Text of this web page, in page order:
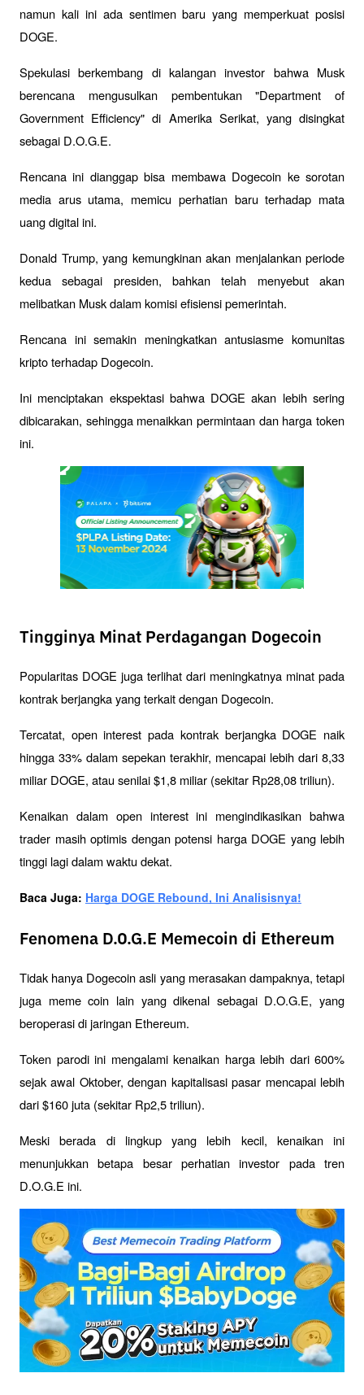
namun kali ini ada sentimen baru yang memperkuat posisi
DOGE.
Spekulasi berkembang di kalangan investor bahwa Musk
berencana mengusulkan pembentukan "Department of
Government Efficiency" di Amerika Serikat, yang disingkat
sebagai D.O.G.E.
Rencana ini dianggap bisa membawa Dogecoin ke sorotan
media arus utama, memicu perhatian baru terhadap mata
uang digital ini.
Donald Trump, yang kemungkinan akan menjalankan periode
kedua sebagai presiden, bahkan telah menyebut akan
melibatkan Musk dalam komisi efisiensi pemerintah.
Rencana ini semakin meningkatkan antusiasme komunitas
kripto terhadap Dogecoin.
Ini menciptakan ekspektasi bahwa DOGE akan lebih sering
dibicarakan, sehingga menaikkan permintaan dan harga token
ini.
Tingginya Minat Perdagangan Dogecoin
Popularitas DOGE juga terlihat dari meningkatnya minat pada
kontrak berjangka yang terkait dengan Dogecoin.
Tercatat, open interest pada kontrak berjangka DOGE naik
hingga 33% dalam sepekan terakhir, mencapai lebih dari 8,33
miliar DOGE, atau senilai $1,8 miliar (sekitar Rp28,08 triliun).
Kenaikan dalam open interest ini mengindikasikan bahwa
trader masih optimis dengan potensi harga DOGE yang lebih
tinggi lagi dalam waktu dekat.
Baca Juga: Harga DOGE Rebound, Ini Analisisnya!
Fenomena D.O.G.E Memecoin di Ethereum
Tidak hanya Dogecoin asli yang merasakan dampaknya, tetapi
juga meme coin lain yang dikenal sebagai D.O.G.E, yang
beroperasi di jaringan Ethereum.
Token parodi ini mengalami kenaikan harga lebih dari 600%
sejak awal Oktober, dengan kapitalisasi pasar mencapai lebih
dari $160 juta (sekitar Rp2,5 triliun).
Meski berada di lingkup yang lebih kecil, kenaikan ini
menunjukkan betapa besar perhatian investor pada tren
D.O.G.E ini.